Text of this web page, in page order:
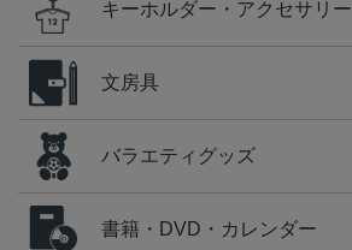
キーホルダー・アクセサリー
文房具
バラエティグッズ
書籍・DVD・カレンダー